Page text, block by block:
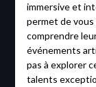
immersive et
permet de
comprendre
événements
pas à explorer
talents